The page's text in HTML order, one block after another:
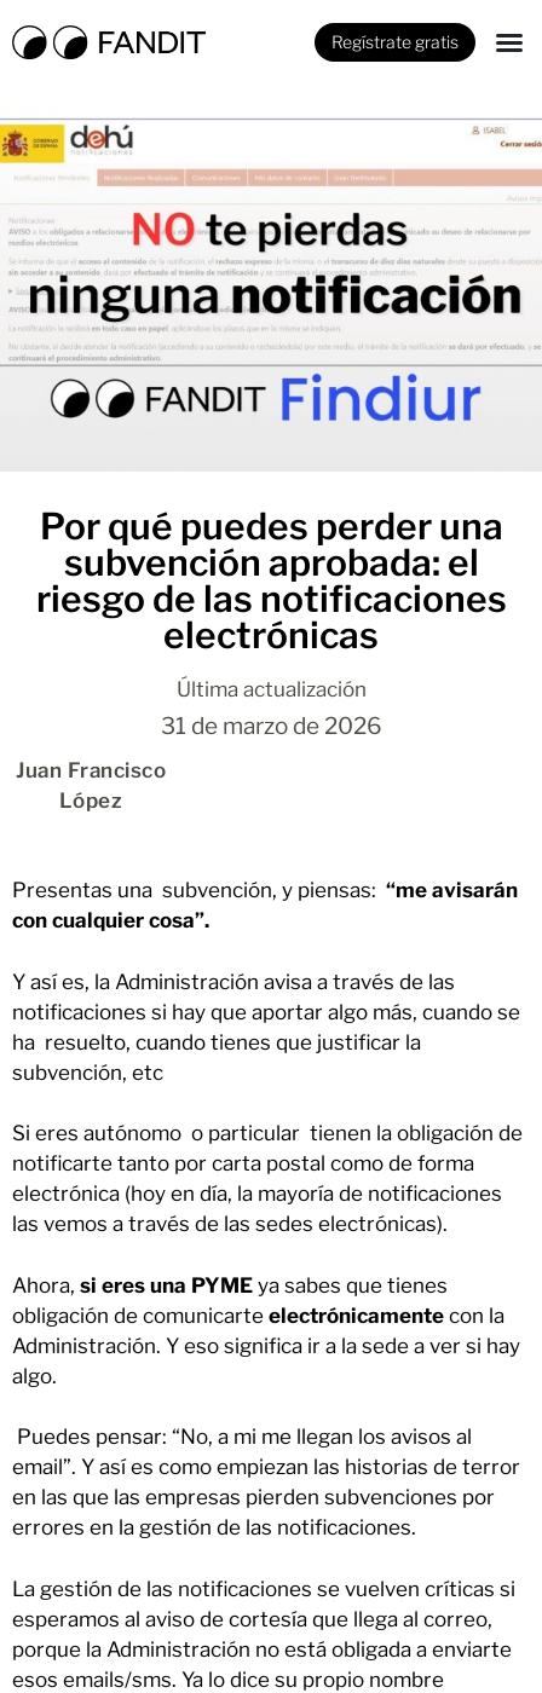
Regístrate gratis
Por qué puedes perder una
subvención aprobada: el
riesgo de las notificaciones
electrónicas
Última actualización
31 de marzo de 2026
Juan Francisco
López
Presentas una subvención, y piensas: “me avisarán
con cualquier cosa”.
Y así es, la Administración avisa a través de las
notificaciones si hay que aportar algo más, cuando se
ha resuelto, cuando tienes que justificar la
subvención, etc
Si eres autónomo o particular tienen la obligación de
notificarte tanto por carta postal como de forma
electrónica (hoy en día, la mayoría de notificaciones
las vemos a través de las sedes electrónicas).
Ahora, si eres una PYME ya sabes que tienes
obligación de comunicarte electrónicamente con la
Administración. Y eso significa ir a la sede a ver si hay
algo.
Puedes pensar: “No, a mi me llegan los avisos al
email”. Y así es como empiezan las historias de terror
en las que las empresas pierden subvenciones por
errores en la gestión de las notificaciones.
La gestión de las notificaciones se vuelven críticas si
esperamos al aviso de cortesía que llega al correo,
porque la Administración no está obligada a enviarte
esos emails/sms. Ya lo dice su propio nombre